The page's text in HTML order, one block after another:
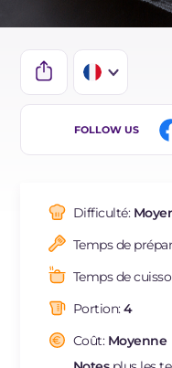
IT
BR
DE
NL
FOLLOW US
Difficulté:
Temps de
Temps de
Portion:4
Coût: Moyenne